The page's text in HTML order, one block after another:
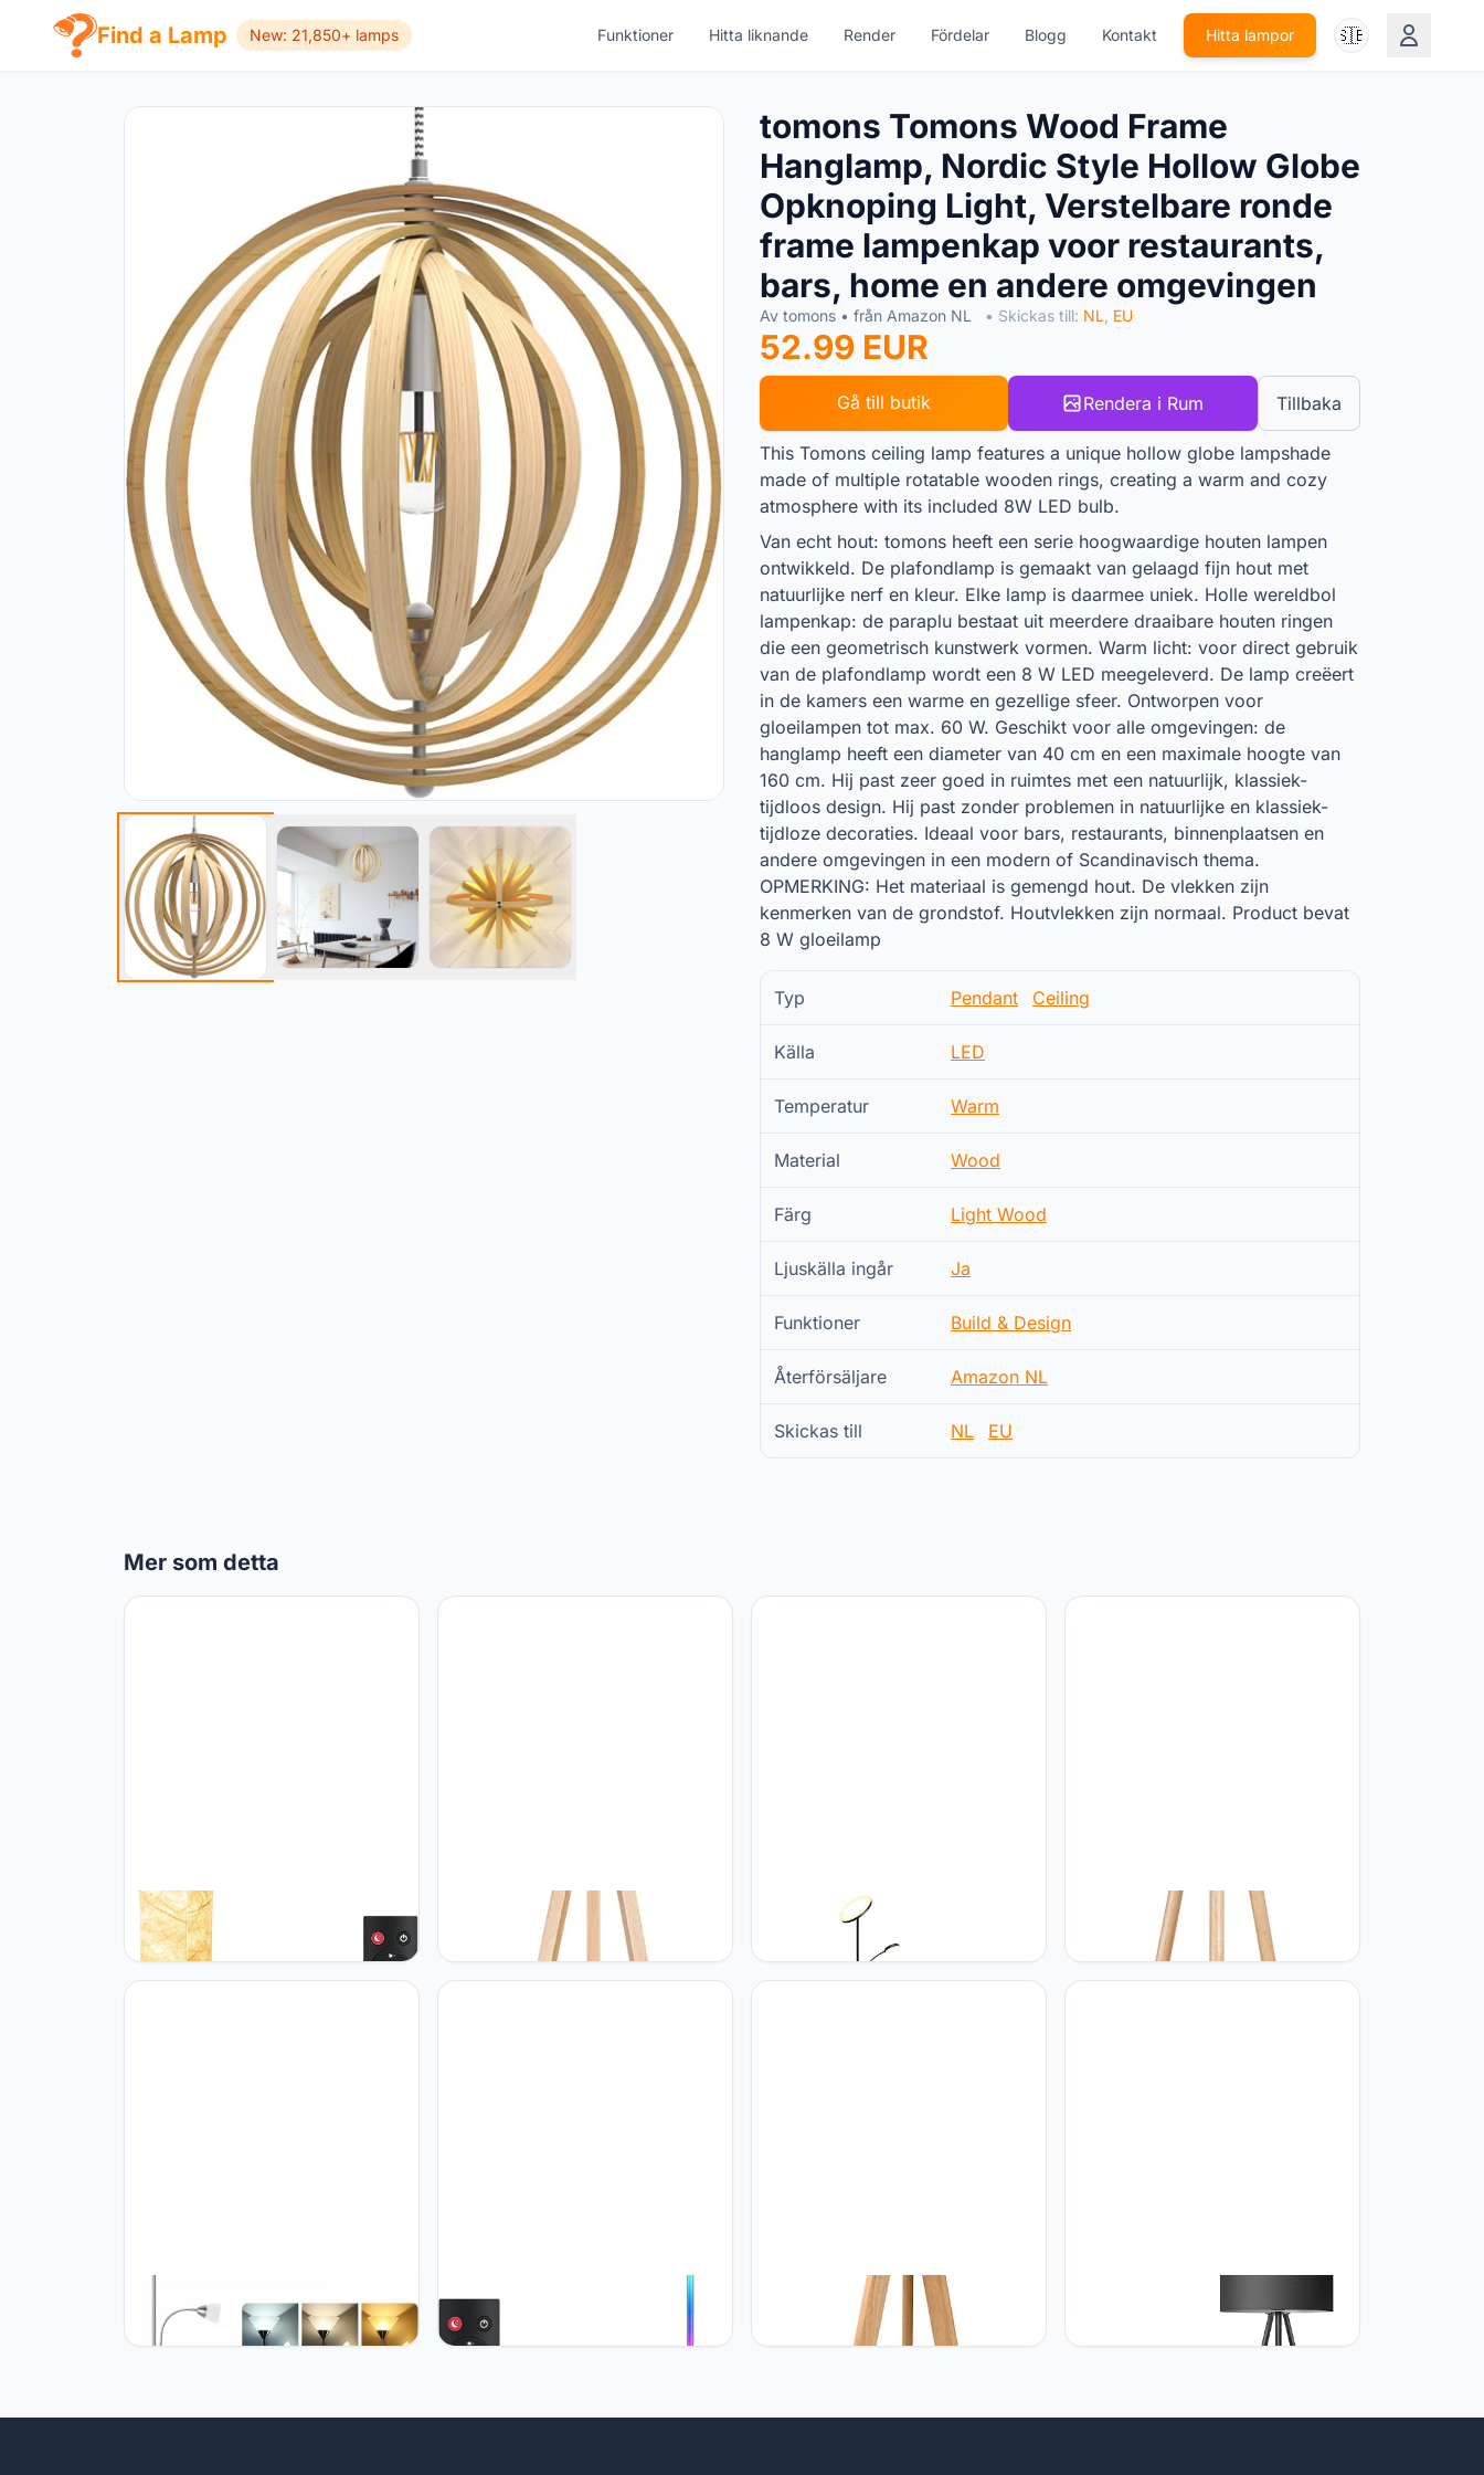
Find a Lamp New: 21,850+ lamps Funktioner Hitta liknande Render Fördelar Blogg Kontakt Hitta lampor 🇸🇪
tomons Tomons Wood Frame
Hanglamp, Nordic Style Hollow Globe
Opknoping Light, Verstelbare ronde
frame lampenkap voor restaurants,
bars, home en andere omgevingen
Av tomons • från Amazon NL • Skickas till: NL EU
52.99 EUR
Gå till butik Rendera i Rum Tillbaka
This Tomons ceiling lamp features a unique hollow globe lampshade
made of multiple rotatable wooden rings, creating a warm and cozy
atmosphere with its included 8W LED bulb.
Van echt hout: tomons heeft een serie hoogwaardige houten lampen
ontwikkeld. De plafondlamp is gemaakt van gelaagd fijn hout met
natuurlijke nerf en kleur. Elke lamp is daarmee uniek. Holle wereldbol
lampenkap: de paraplu bestaat uit meerdere draaibare houten ringen
die een geometrisch kunstwerk vormen. Warm licht: voor direct gebruik
van de plafondlamp wordt een 8 W LED meegeleverd. De lamp creëert
in de kamers een warme en gezellige sfeer. Ontworpen voor
gloeilampen tot max. 60 W. Geschikt voor alle omgevingen: de
hanglamp heeft een diameter van 40 cm en een maximale hoogte van
160 cm. Hij past zeer goed in ruimtes met een natuurlijk, klassiek-
tijdloos design. Hij past zonder problemen in natuurlijke en klassiek-
tijdloze decoraties. Ideaal voor bars, restaurants, binnenplaatsen en
andere omgevingen in een modern of Scandinavisch thema.
OPMERKING: Het materiaal is gemengd hout. De vlekken zijn
kenmerken van de grondstof. Houtvlekken zijn normaal. Product bevat
8 W gloeilamp
Typ Pendant Ceiling
Källa LED
Temperatur Warm
Material Wood
Färg Light Wood
Ljuskälla ingår Ja
Funktioner Build & Design
Återförsäljare Amazon NL
Skickas till NL EU
Mer som detta
tomons tomons Staande lamp,
woonkamer, dimbaar, RGB led-
vloerlamp met afstandsbediening en
muzieksynchronisatie, leeslamp,
tomons Tomons Tripod Vloerlamp,
Traploos Dimbaar Houten Modern
Standing Lamp for Living Room
Reading Room Bedroom Offices, 8W
tomons Tomons Vloerlamp, Double-
lamp met afstandsbediening,
stepless dimming, 3
tomons Tomons Staande lamp,
vloerlamp driepoot van hout voor de
woonkamer, slaapkamer,
scandinavische stijl [energieklasse
tomons tomons LED vloerlamp
woonkamer, vloerlamp dimbaar met
leeslamp en afstandsbediening,
tomons tomons Staande lamp
woonkamer, led-vloerlamp, dimbaar,
staande lamp helderheid en
tomons tomons Staande lamp statief
van hout, staande lamp met plank
en E27 8 W gloeilamp, witte
dimbaar, staande lamp, modern, met
driepootstatief van metaal, staande